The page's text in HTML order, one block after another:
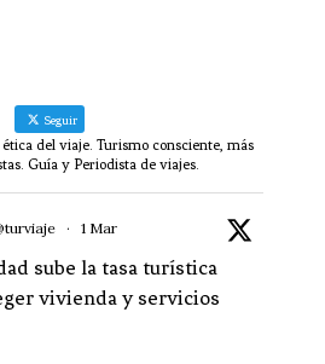
Seguir
del viaje. Turismo consciente, más
Guía y Periodista de viajes.
· 1 Mar
sube la tasa turística
vivienda y servicios